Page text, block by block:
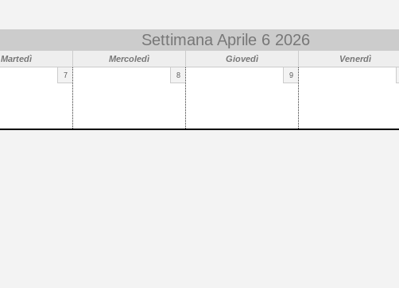
Settimana Aprile 6 2026
Martedì Mercoledì Giovedì Venerdì
7 8 9